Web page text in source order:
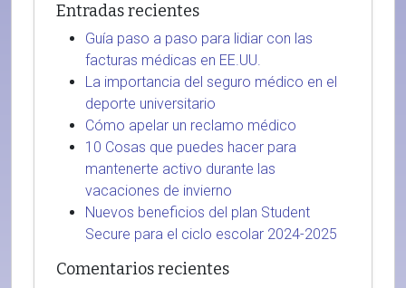
Entradas recientes
Guía paso a paso para lidiar con las
facturas médicas en EE.UU.
La importancia del seguro médico en el
deporte universitario
Cómo apelar un reclamo médico
10 Cosas que puedes hacer para
mantenerte activo durante las
vacaciones de invierno
Nuevos beneficios del plan Student
Secure para el ciclo escolar 2024-2025
Comentarios recientes